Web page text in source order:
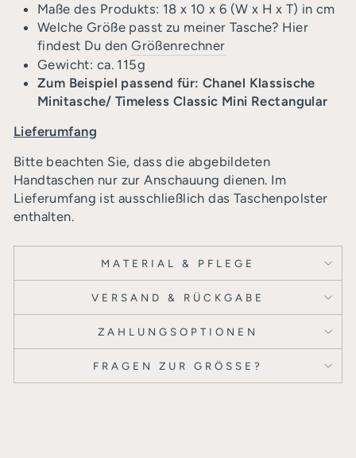
Maße des Produkts: 18 x 10 x 6 (W x H x T) in cm
Welche Größe passt zu meiner Tasche? Hier
findest Du denGrößenrechner
Gewicht: ca. 115g
Zum Beispiel passend für: Chanel Klassische
Minitasche/ Timeless Classic Mini Rectangular
Lieferumfang
Bitte beachten Sie, dass die abgebildeten
Handtaschen nur zur Anschauung dienen. Im
Lieferumfang ist ausschließlich das Taschenpolster
enthalten.
MATERIAL & PFLEGE
VERSAND & RÜCKGABE
ZAHLUNGSOPTIONEN
FRAGEN ZUR GRÖSSE?